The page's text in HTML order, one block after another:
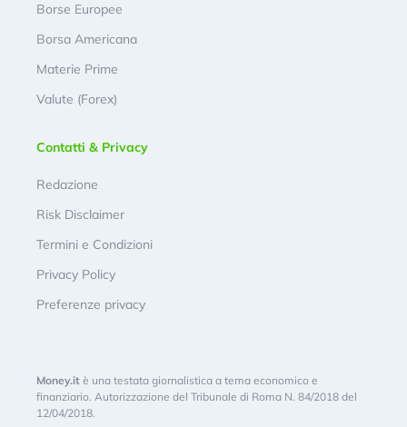
Borse Europee
Borsa Americana
Materie Prime
Valute (Forex)
Contatti & Privacy
Redazione
Risk Disclaimer
Termini e Condizioni
Privacy Policy
Preferenze privacy
Money.it è una testata giornalistica a tema economico e
finanziario. Autorizzazione del Tribunale di Roma N. 84/2018 del
12/04/2018.